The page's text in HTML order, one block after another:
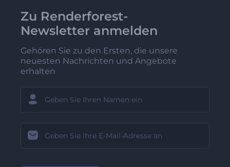
Zu Renderforest-
Newsletter anmelden
Gehören Sie zu den Ersten, die unsere
neuesten Nachrichten und Angebote
erhalten